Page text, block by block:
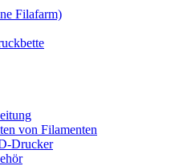
Filafarm)
von Filamenten
Drucker